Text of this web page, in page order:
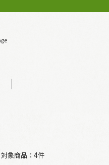
対象商品：4件